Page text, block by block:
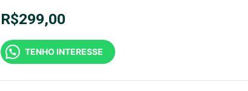
R$299,00
TENHO INTERESSE